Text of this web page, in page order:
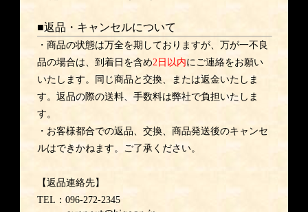
■返品・キャンセルについて
・商品の状態は万全を期しておりますが、万が一不良
品の場合は、到着日を含め2日以内にご連絡をお願い
いたします。同じ商品と交換、または返金いたしま
す。返品の際の送料、手数料は弊社で負担いたしま
す。
・お客様都合での返品、交換、商品発送後のキャンセ
ルはできかねます。ご了承ください。
【返品連絡先】
TEL：096-272-2345